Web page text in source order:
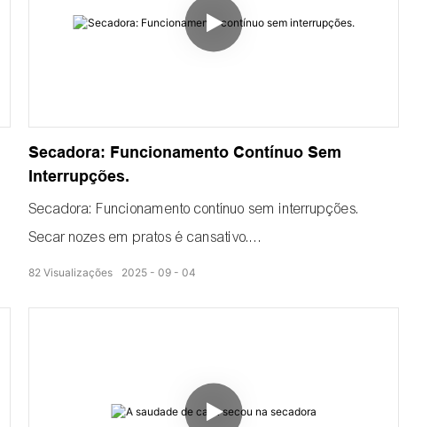
Secadora: Funcionamento Contínuo Sem
Interrupções.
Secadora: Funcionamento contínuo sem interrupções.
Secar nozes em pratos é cansativo.
A eficiência de secagem ainda não é alta.
2025 09 04
82 Visualizações